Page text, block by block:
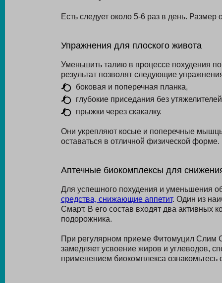
Есть следует около 5-6 раз в день.
Упражнения для плоского живота
Уменьшить талию в процессе похудения
результат позволят следующие
боковая и поперечная планка,
глубокие приседания без
прыжки через скакалку.
Они укрепляют косые и поперечные
оставаться в отличной физической форме.
Аптечные биокомплексы для
Для успешного похудения и уменьшения
средства, снижающие аппетит. Один из
Смарт. В его состав входят два активных
подорожника.
При регулярном приеме Фитомуцил Слим
замедляет усвоение жиров и углеводов,
применением биокомплекса ознакомьтесь